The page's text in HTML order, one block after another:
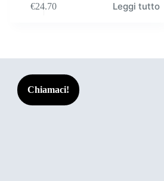
€24.70 Leggi tutto
Chiamaci!